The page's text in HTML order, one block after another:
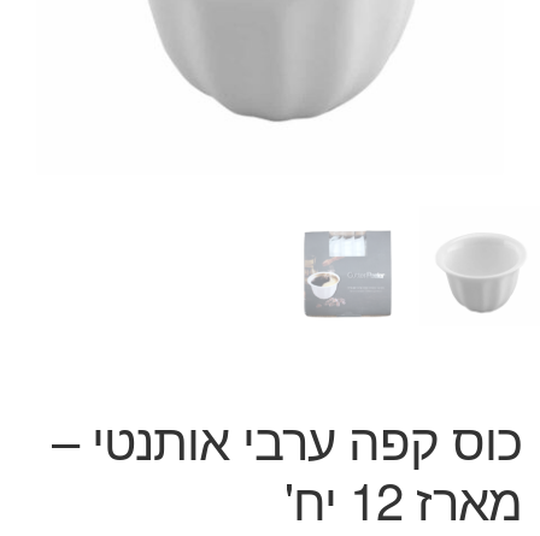
המותגים שלנו
מתנות לחנוכת בית
תשלום
כוס קפה ערבי אותנטי –
מארז 12 יח'